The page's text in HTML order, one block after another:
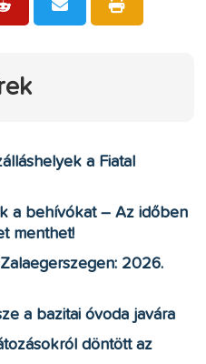
a Fiatal
a behívókat – Az időben
menthet!
2026.
a bazitai óvoda javára
döntött az